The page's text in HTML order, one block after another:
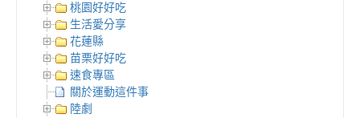
桃園好好吃
生活愛分享
花蓮縣
苗栗好好吃
速食專區
關於運動這件事
陸劇